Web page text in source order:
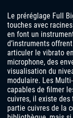
Le préréglage Full
touches avec
en font un
d’instruments
articuler le vibrato
microphone, des
visualisation du
modulaire. Les
capables de filmer
cuivres, il existe
partie cuivres de la